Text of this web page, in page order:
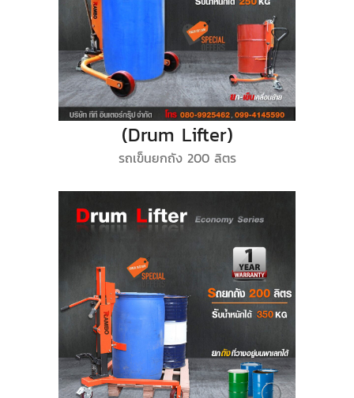
(Drum Lifter)
รถเข็นยกถัง 200 ลิตร